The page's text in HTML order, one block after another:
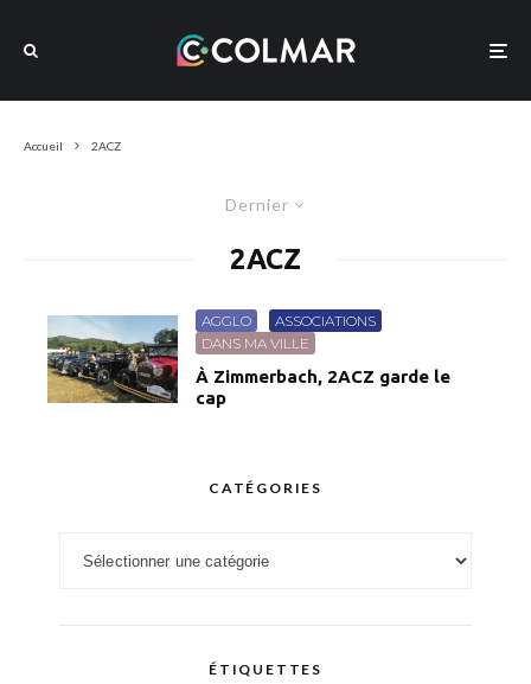
Accueil 2ACZ
Dernier
2ACZ
AGGLO
ASSOCIATIONS
DANS MA VILLE
À Zimmerbach, 2ACZ garde le
cap
CATÉGORIES
ÉTIQUETTES